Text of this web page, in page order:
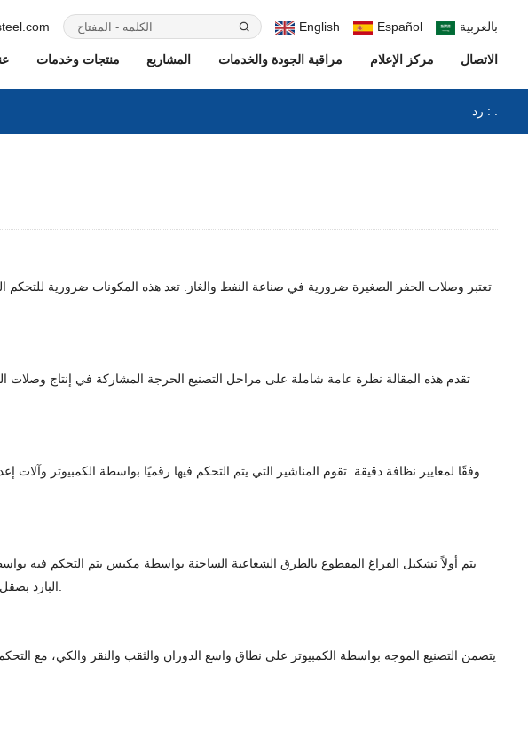
English Español بالعربية
منتجات وخدمات المشاريع مراقبة الجودة والخدمات مركز الإعلام الاتصال
رد : .
تعتبر وصلات الحفر الصغيرة ضرورية في صناعة النفط والغاز. تعد هذه المكونات ضرورية
تقدم هذه المقالة نظرة عامة شاملة على مراحل التصنيع الحرجة المشاركة في إنتاج وصلات
يتم أولاً تشكيل الفراغ المقطوع بالطرق الشعاعية الساخنة بواسطة مكبس يتم التحكم فيه